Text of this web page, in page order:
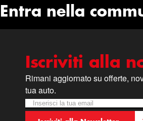
Entra nella
Iscriviti alla
Rimani aggiornato su offerte,
tua auto.
Newsletter
Iscriviti alla nostra Newsletter: